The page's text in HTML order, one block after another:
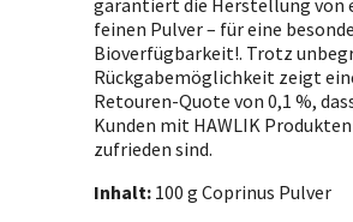
garantiert die Herstellung von
feinen Pulver – für eine
Bioverfügbarkeit!. Trotz
Rückgabemöglichkeit zeigt
Retouren-Quote von 0,1 %,
Kunden mit HAWLIK
zufrieden sind.
Inhalt: 100 g Coprinus Pulver